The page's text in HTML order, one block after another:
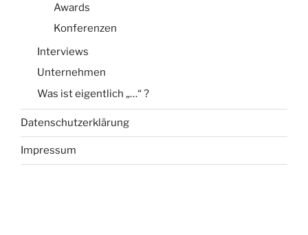
Awards
Konferenzen
Interviews
Unternehmen
Was ist eigentlich „…“ ?
Datenschutzerklärung
Impressum